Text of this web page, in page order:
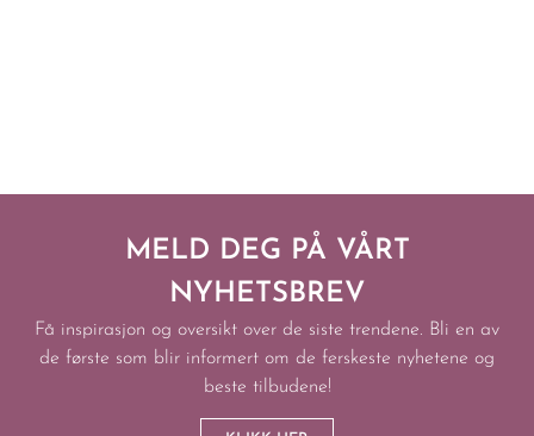
MELD DEG PÅ VÅRT
NYHETSBREV
Få inspirasjon og oversikt over de siste trendene. Bli en av
de første som blir informert om de ferskeste nyhetene og
beste tilbudene!